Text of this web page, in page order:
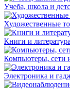
Учеба, школа и
Художественные
Книги и литература
Компьютеры, сети
Электроника и